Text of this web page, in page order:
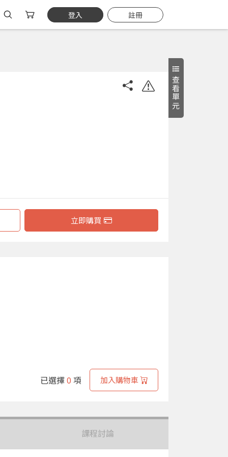
登入 註冊
查看單元
立即購買
已選擇0 項 加入購物車
課程討論